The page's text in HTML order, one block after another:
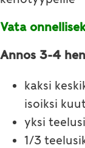
Vata
Annos 3-4
kaksi
isoiksi
yksi
1/3